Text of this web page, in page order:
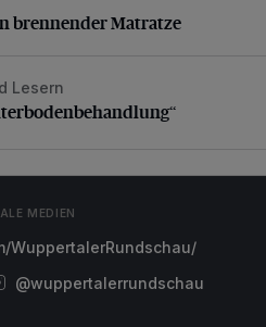
brennender Matratze
Lesern
MEDIEN
WuppertalerRundschau/
@wuppertalerrundschau